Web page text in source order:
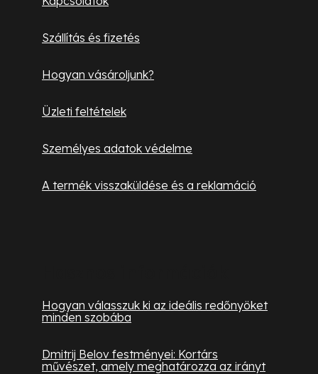
Szállítás és fizetés
Hogyan vásároljunk?
Üzleti feltételek
Személyes adatok védelme
A termék visszaküldése és a reklamáció
Hogyan válasszuk ki az ideális redőnyöket
minden szobába
Dmitrij Belov festményei: Kortárs
művészet, amely meghatározza az irányt